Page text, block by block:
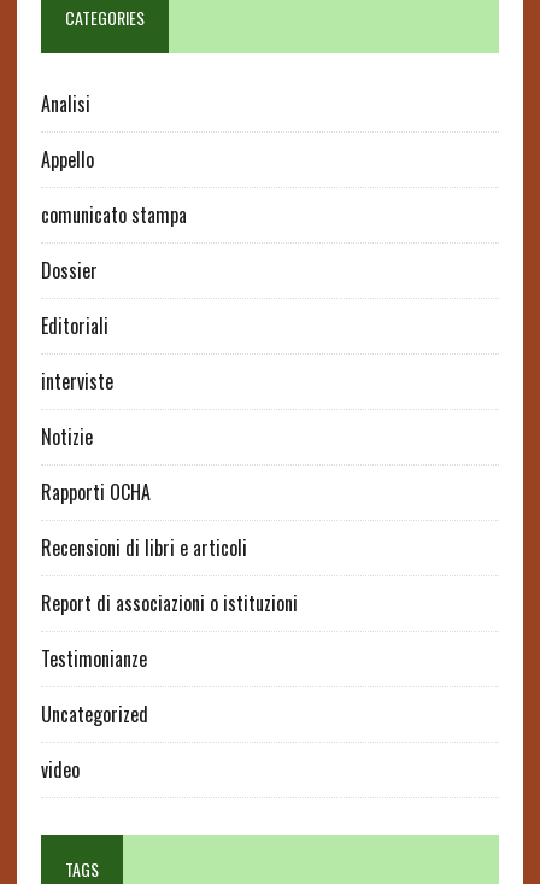
CATEGORIES
Analisi
Appello
comunicato stampa
Dossier
Editoriali
interviste
Notizie
Rapporti OCHA
Recensioni di libri e articoli
Report di associazioni o istituzioni
Testimonianze
Uncategorized
video
TAGS